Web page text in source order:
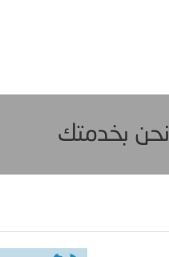
بخدمتك